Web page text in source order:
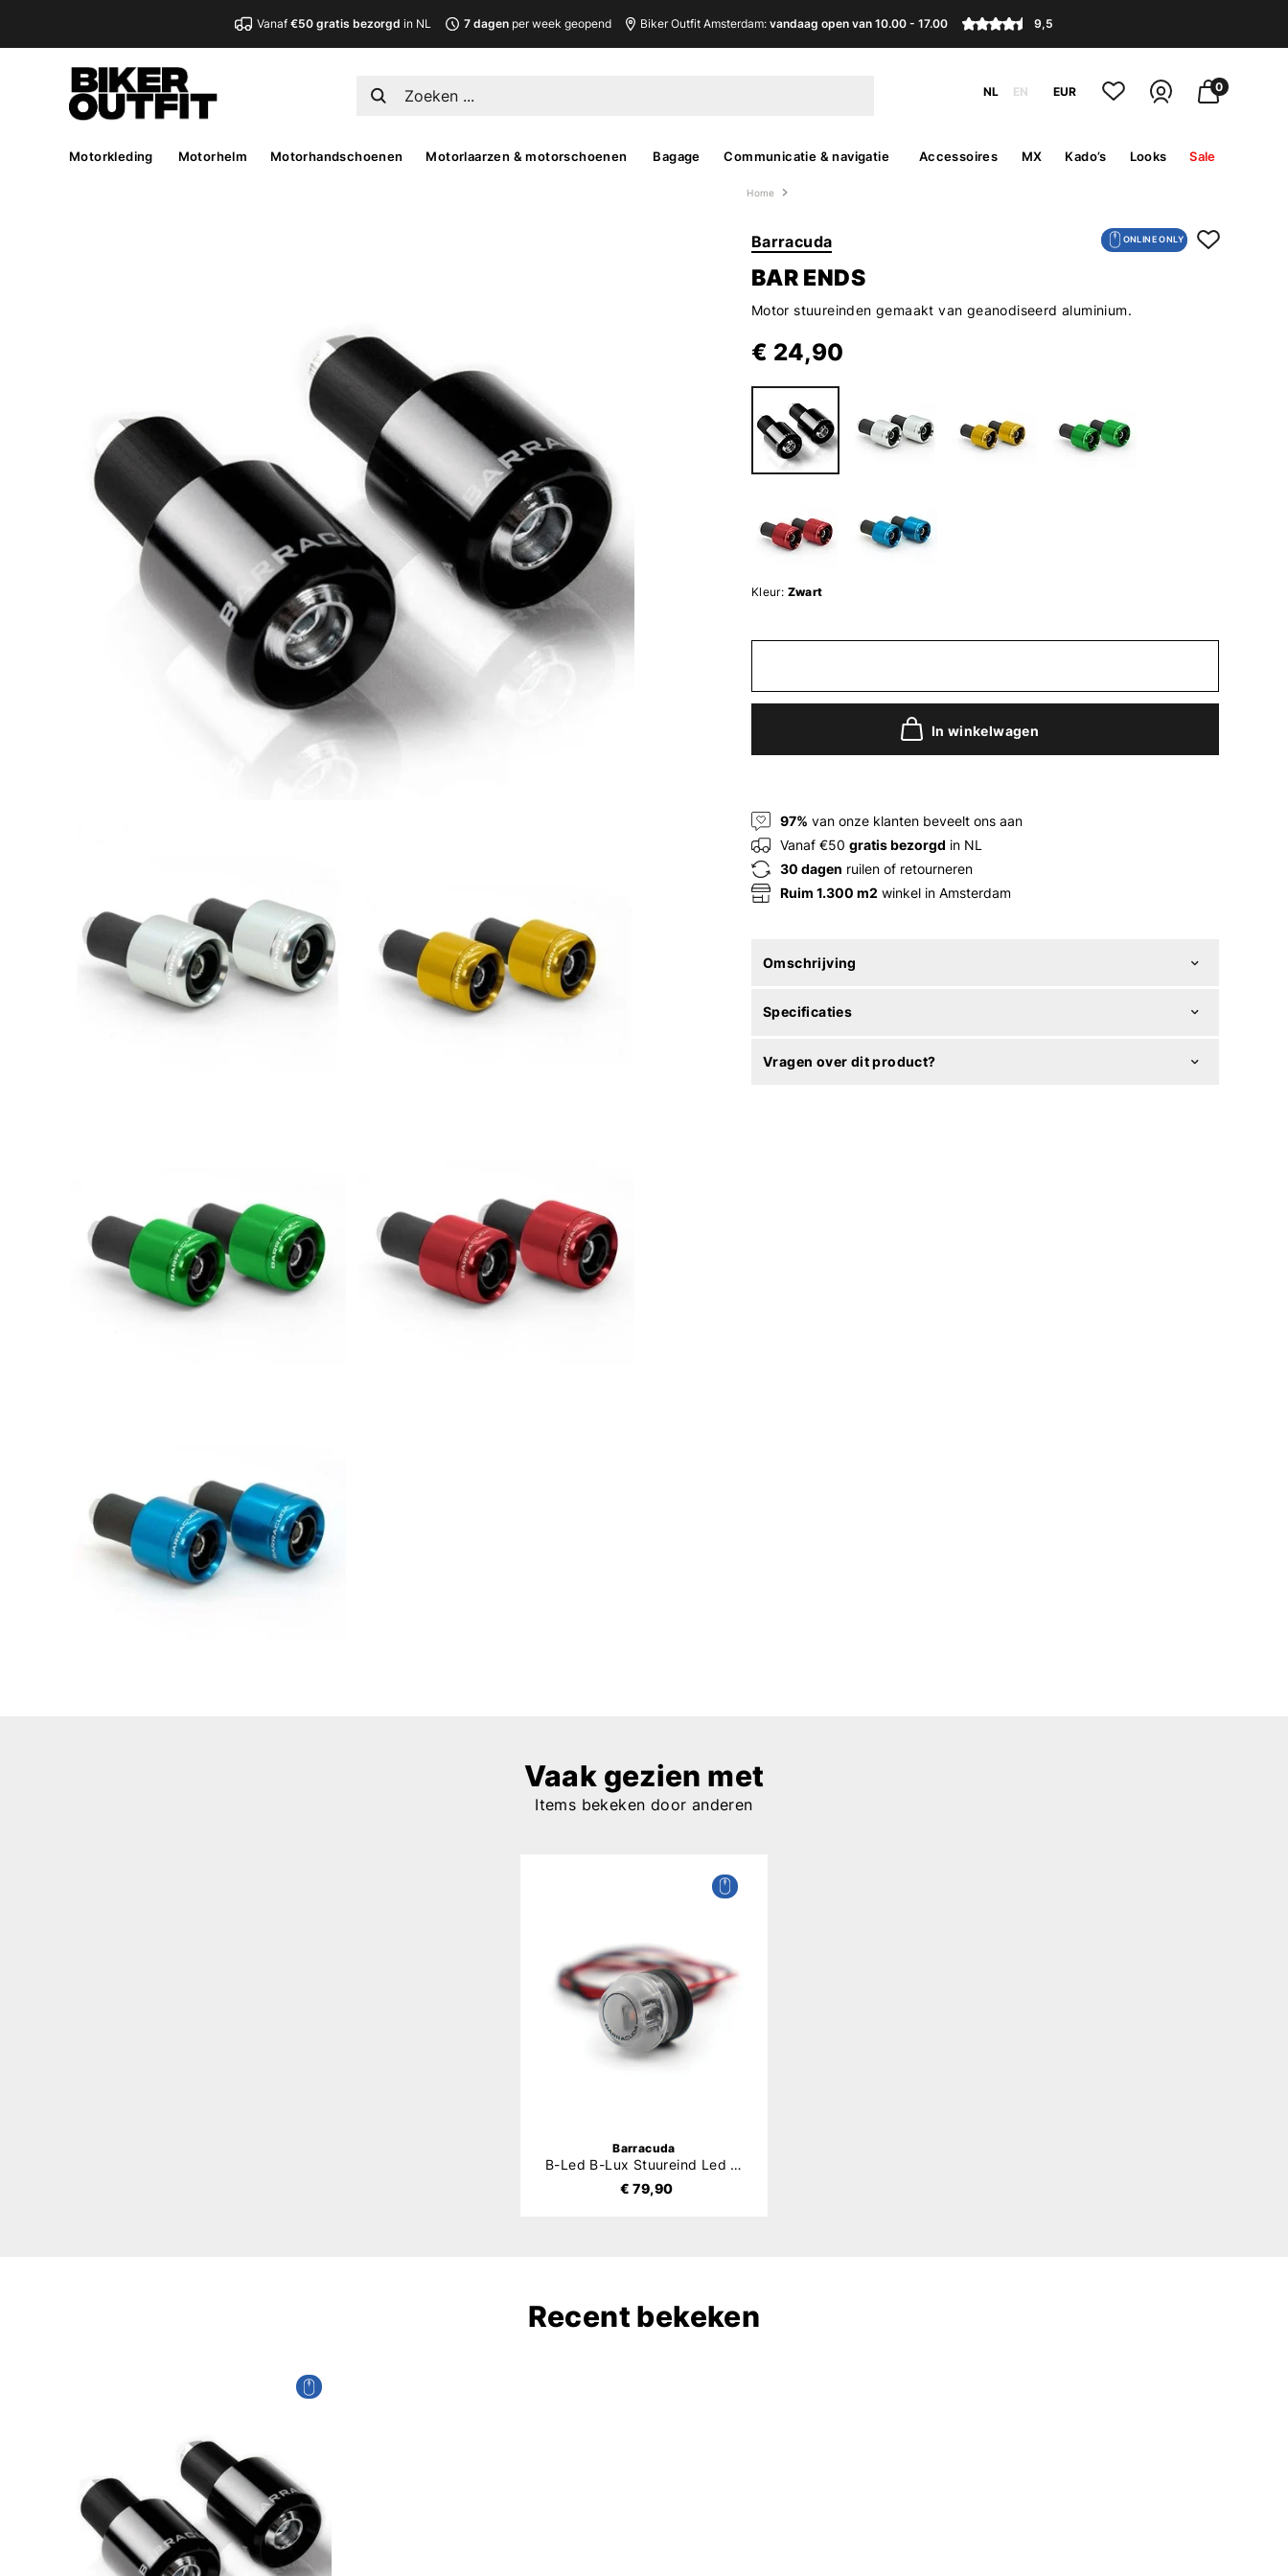
Vanaf €50 gratis bezorgd in NL 7 dagen per week geopend Biker Outfit Amsterdam:vandaag open van 10.00 - 17.00 9,5
NL EN EUR 0
Motorkleding Motorhelm Motorhandschoenen Motorlaarzen & motorschoenen Bagage Communicatie & navigatie Accessoires MX Kado’s Looks Sale
Home
ONLINE ONLY
Barracuda
BAR ENDS
Motor stuureinden gemaakt van geanodiseerd aluminium.
€ 24,90
Kleur: Zwart
In winkelwagen
97% van onze klanten beveelt ons aan
Vanaf €50 gratis bezorgd in NL
30 dagen ruilen of retourneren
Ruim 1.300 m2 winkel in Amsterdam
Omschrijving
Specificaties
Vragen over dit product?
Vaak gezien met
Items bekeken door anderen
Barracuda
B-Led B-Lux Stuureind Led Insert Knipperlichten
€ 79,90
Recent bekeken